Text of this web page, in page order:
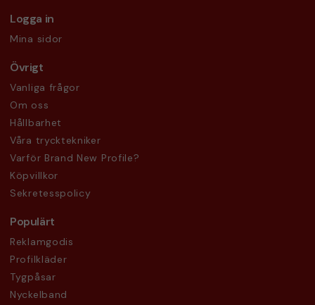
Logga in
Mina sidor
Övrigt
Vanliga frågor
Om oss
Hållbarhet
Våra trycktekniker
Varför Brand New Profile?
Köpvillkor
Sekretesspolicy
Populärt
Reklamgodis
Profilkläder
Tygpåsar
Nyckelband